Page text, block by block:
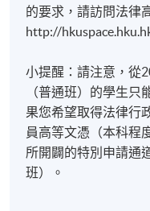
的要求，請訪問法律
http://
小提醒：請注意，從
（普通班）的學生
果您希望取得法律行
員高等文憑（本科程
所開闢的特別申請通
班）。